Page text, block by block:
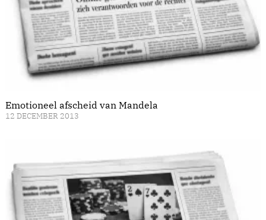
Emotioneel afscheid van Mandela
12 DECEMBER 2013